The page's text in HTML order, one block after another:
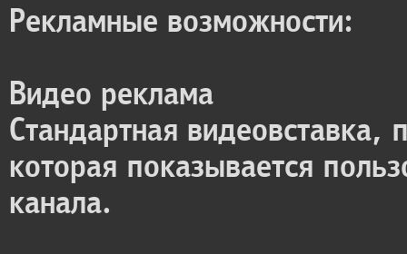
Рекламные возможности:
Видео реклама
Стандартная
которая показывается
канала.